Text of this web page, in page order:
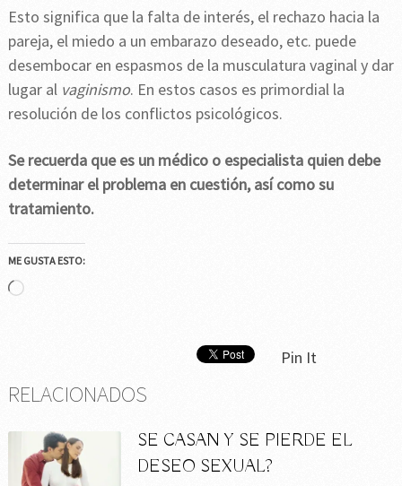
Esto significa que la falta de interés, el rechazo hacia la
pareja, el miedo a un embarazo deseado, etc. puede
desembocar en espasmos de la musculatura vaginal y dar
lugar al vaginismo. En estos casos es primordial la
resolución de los conflictos psicológicos.
Se recuerda que es un médico o especialista quien debe
determinar el problema en cuestión, así como su
tratamiento.
ME GUSTA ESTO:
Cargando...
Pin It
RELACIONADOS
SE CASAN Y SE PIERDE EL
DESEO SEXUAL?